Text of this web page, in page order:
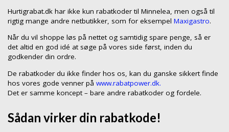
Hurtigrabat.dk har ikke kun rabatkoder til Minnelea, men også til
rigtig mange andre netbutikker, som for eksempel Maxigastro.
Når du vil shoppe løs på nettet og samtidig spare penge, så er
det altid en god idé at søge på vores side først, inden du
godkender din ordre.
De rabatkoder du ikke finder hos os, kan du ganske sikkert finde
hos vores gode venner på www.rabatpower.dk.
Det er samme koncept – bare andre rabatkoder og fordele.
Sådan virker din rabatkode!